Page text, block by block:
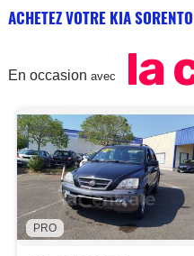
ACHETEZ VOTRE KIA SORENTO
En occasion avec
PRO